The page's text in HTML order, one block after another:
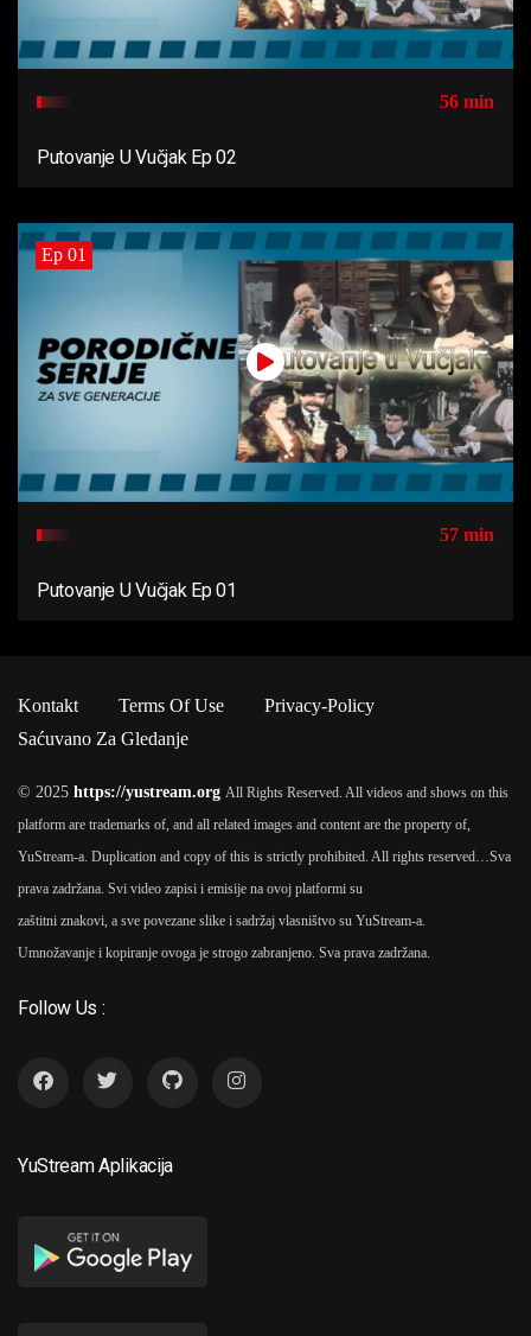
56 min
Putovanje U Vučjak Ep 02
Ep 01
57 min
Putovanje U Vučjak Ep 01
Kontakt Terms Of Use
Privacy-Policy
Saćuvano Za Gledanje
© 2025 https://yustream.org All Rights Reserved. All videos and shows on this
platform are trademarks of, and all related images and content are the property of,
YuStream-a. Duplication and copy of this is strictly prohibited. All rights reserved… Sva
prava zadržana. Svi video zapisi i emisije na ovoj platformi su
zaštitni znakovi, a sve povezane slike i sadržaj vlasništvo su YuStream-a.
Umnožavanje i kopiranje ovoga je strogo zabranjeno. Sva prava zadržana.
Follow Us :
YuStream Aplikacija